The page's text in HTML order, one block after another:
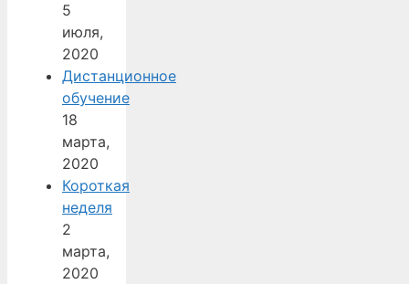
5
июля,
2020
Дистанционное
обучение
18
марта,
2020
Короткая
неделя
2
марта,
2020